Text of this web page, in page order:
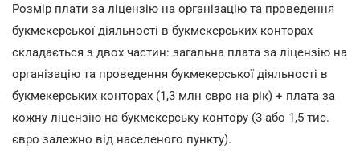
Розмір плати за ліцензію на організацію та проведення
букмекерської діяльності в букмекерських конторах
складається з двох частин: загальна плата за ліцензію на
організацію та проведення букмекерської діяльності в
букмекерських конторах (1,3 млн євро на рік) + плата за
кожну ліцензію на букмекерську контору (3 або 1,5 тис.
євро залежно від населеного пункту).